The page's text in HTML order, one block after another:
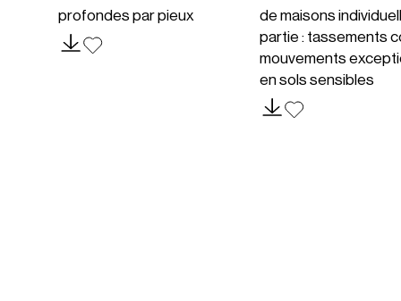
profondes par pieux
de maisons
partie : tassements
mouvements
en sols sensibles